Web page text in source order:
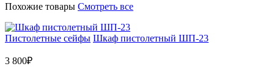
Похожие товары Смотреть все
Пистолетные сейфы Шкаф пистолетный ШП-23
3 800₽